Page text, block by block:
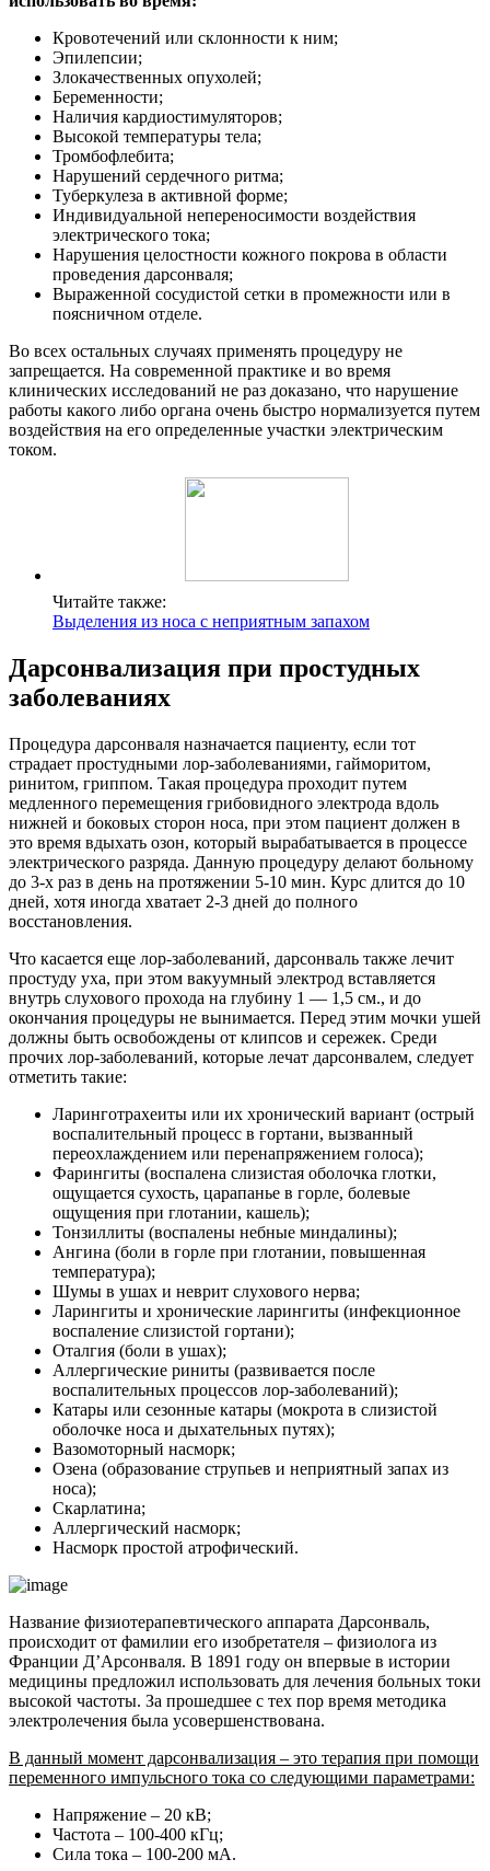
Кровотечений или склонности к ним;
Эпилепсии;
Злокачественных опухолей;
Беременности;
Наличия кардиостимуляторов;
Высокой температуры тела;
Тромбофлебита;
Нарушений сердечного ритма;
Туберкулеза в активной форме;
Индивидуальной непереносимости воздействия
электрического тока;
Нарушения целостности кожного покрова в области
проведения дарсонваля;
Выраженной сосудистой сетки в промежности или в
поясничном отделе.
Во всех остальных случаях применять процедуру не
запрещается. На современной практике и во время
клинических исследований не раз доказано, что нарушение
работы какого либо органа очень быстро нормализуется путем
воздействия на его определенные участки электрическим
током.
Читайте также:
Выделения из носа с неприятным запахом
Дарсонвализация при простудных
заболеваниях
Процедура дарсонваля назначается пациенту, если тот
страдает простудными лор-заболеваниями, гайморитом,
ринитом, гриппом. Такая процедура проходит путем
медленного перемещения грибовидного электрода вдоль
нижней и боковых сторон носа, при этом пациент должен в
это время вдыхать озон, который вырабатывается в процессе
электрического разряда. Данную процедуру делают больному
до 3-х раз в день на протяжении 5-10 мин. Курс длится до 10
дней, хотя иногда хватает 2-3 дней до полного
восстановления.
Что касается еще лор-заболеваний, дарсонваль также лечит
простуду уха, при этом вакуумный электрод вставляется
внутрь слухового прохода на глубину 1 — 1,5 см., и до
окончания процедуры не вынимается. Перед этим мочки ушей
должны быть освобождены от клипсов и сережек. Среди
прочих лор-заболеваний, которые лечат дарсонвалем, следует
отметить такие:
Ларинготрахеиты или их хронический вариант (острый
воспалительный процесс в гортани, вызванный
переохлаждением или перенапряжением голоса);
Фарингиты (воспалена слизистая оболочка глотки,
ощущается сухость, царапанье в горле, болевые
ощущения при глотании, кашель);
Тонзиллиты (воспалены небные миндалины);
Ангина (боли в горле при глотании, повышенная
температура);
Шумы в ушах и неврит слухового нерва;
Ларингиты и хронические ларингиты (инфекционное
воспаление слизистой гортани);
Оталгия (боли в ушах);
Аллергические риниты (развивается после
воспалительных процессов лор-заболеваний);
Катары или сезонные катары (мокрота в слизистой
оболочке носа и дыхательных путях);
Вазомоторный насморк;
Озена (образование струпьев и неприятный запах из
носа);
Скарлатина;
Аллергический насморк;
Насморк простой атрофический.
Название физиотерапевтического аппарата Дарсонваль,
происходит от фамилии его изобретателя – физиолога из
Франции Д’Арсонваля. В 1891 году он впервые в истории
медицины предложил использовать для лечения больных токи
высокой частоты. За прошедшее с тех пор время методика
электролечения была усовершенствована.
В данный момент дарсонвализация – это терапия при помощи
переменного импульсного тока со следующими параметрами:
Напряжение – 20 кВ;
Частота – 100-400 кГц;
Сила тока – 100-200 мА.